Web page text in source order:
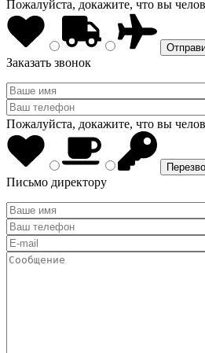
Пожалуйста, докажите, что вы
Заказать звонок
Пожалуйста, докажите, что вы
Письмо директору